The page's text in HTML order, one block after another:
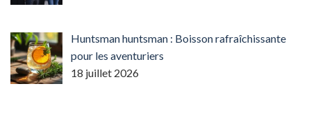
Huntsman huntsman : Boisson rafraîchissante
pour les aventuriers
18 juillet 2026